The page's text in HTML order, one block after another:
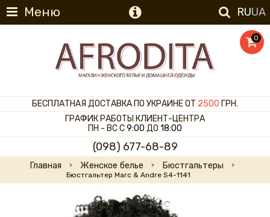
Меню RUUA
0
БЕСПЛАТНАЯ ДОСТАВКА ПО УКРАИНЕ ОТ 2500 ГРН.
ГРАФИК РАБОТЫ КЛИЕНТ-ЦЕНТРА
ПН - ВС С9:00 ДО 18:00
(098) 677-68-89
Главная Женское белье Бюстгальтеры
Бюстгальтер Marc & Andre S4-1141